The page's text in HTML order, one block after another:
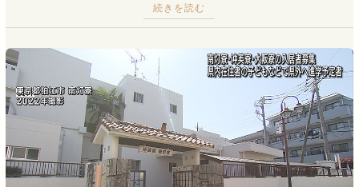
続きを読む